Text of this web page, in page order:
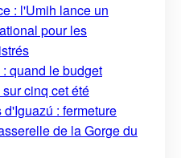
: l'Umih lance un
pour les
quand le budget
cinq cet été
: fermeture
de la Gorge du